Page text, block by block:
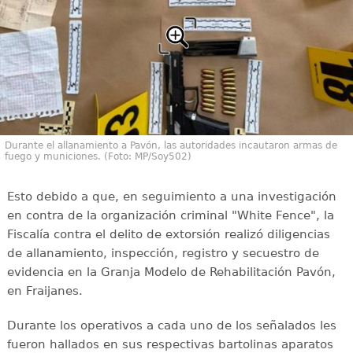
Durante el allanamiento a Pavón, las autoridades incautaron armas de
fuego y municiones. (Foto: MP/Soy502)
Esto debido a que, en seguimiento a una investigación
en contra de la organización criminal "White Fence", la
Fiscalía contra el delito de extorsión realizó diligencias
de allanamiento, inspección, registro y secuestro de
evidencia en la Granja Modelo de Rehabilitación Pavón,
en Fraijanes.
Durante los operativos a cada uno de los señalados les
fueron hallados en sus respectivas bartolinas aparatos